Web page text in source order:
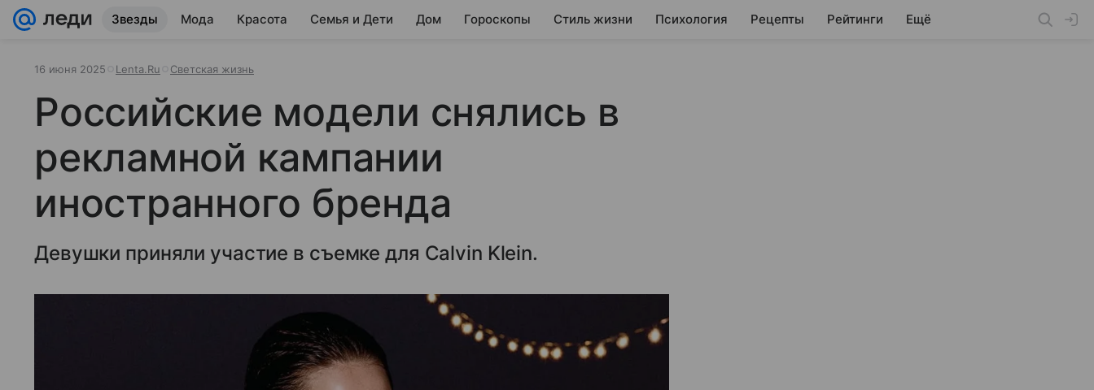
Звезды Мода Красота Семья и Дети Дом Гороскопы Стиль жизни Психология Рецепты Рейтинги Ещё
16 июня 2025 Lenta.Ru Светская жизнь
Российские модели снялись в
рекламной кампании
иностранного бренда
Девушки приняли участие в съемке для Calvin Klein.